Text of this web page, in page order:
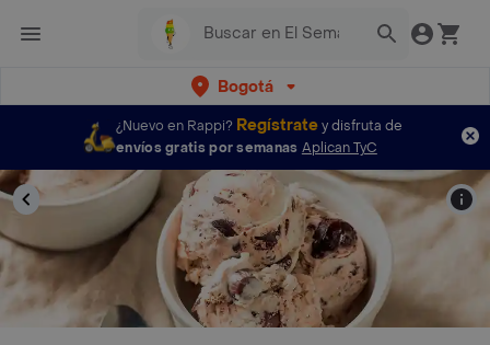
Bogotá
¿Nuevo en Rappi? Regístratey disfruta de
envíos gratis por semanas Aplican TyC